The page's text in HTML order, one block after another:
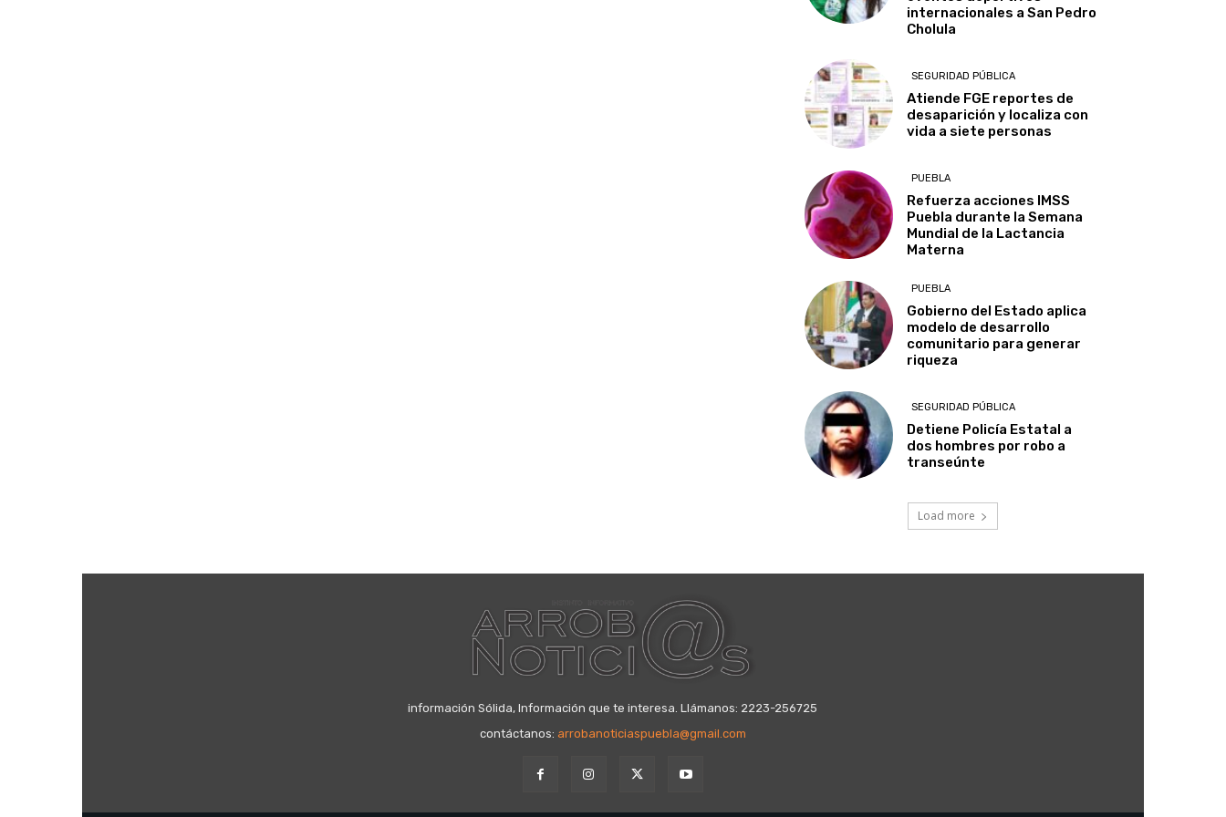
internacionales a San Pedro
Cholula
SEGURIDAD PÚBLICA
Atiende FGE reportes de
desaparición y localiza con
vida a siete personas
PUEBLA
Refuerza acciones IMSS
Puebla durante la Semana
Mundial de la Lactancia
Materna
PUEBLA
Gobierno del Estado aplica
modelo de desarrollo
comunitario para generar
riqueza
SEGURIDAD PÚBLICA
Detiene Policía Estatal a
dos hombres por robo a
transeúnte
Load more
información Sólida, Información que te interesa. Llámanos: 2223-256725
contáctanos: arrobanoticiaspuebla@gmail.com